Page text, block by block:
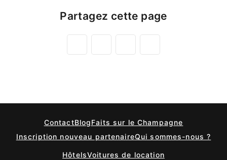
Partagez cette page
ContactBlogFaits sur le Champagne
Inscription nouveau partenaireQui sommes-nous ?
HôtelsVoitures de location